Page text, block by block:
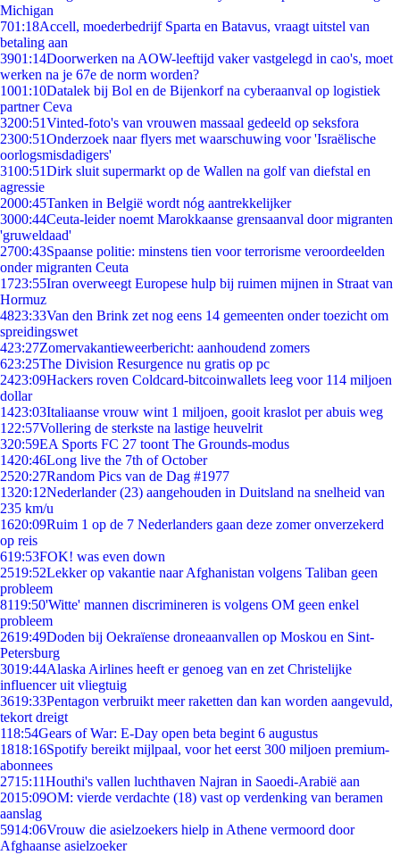
Michigan
701:18Accell, moederbedrijf Sparta en Batavus, vraagt uitstel van
betaling aan
3901:14Doorwerken na AOW-leeftijd vaker vastgelegd in cao's, moet
werken na je 67e de norm worden?
1001:10Datalek bij Bol en de Bijenkorf na cyberaanval op logistiek
partner Ceva
3200:51Vinted-foto's van vrouwen massaal gedeeld op seksfora
2300:51Onderzoek naar flyers met waarschuwing voor 'Israëlische
oorlogsmisdadigers'
3100:51Dirk sluit supermarkt op de Wallen na golf van diefstal en
agressie
2000:45Tanken in België wordt nóg aantrekkelijker
3000:44Ceuta-leider noemt Marokkaanse grensaanval door migranten
'gruweldaad'
2700:43Spaanse politie: minstens tien voor terrorisme veroordeelden
onder migranten Ceuta
1723:55Iran overweegt Europese hulp bij ruimen mijnen in Straat van
Hormuz
4823:33Van den Brink zet nog eens 14 gemeenten onder toezicht om
spreidingswet
423:27Zomervakantieweerbericht: aanhoudend zomers
623:25The Division Resurgence nu gratis op pc
2423:09Hackers roven Coldcard-bitcoinwallets leeg voor 114 miljoen
dollar
1423:03Italiaanse vrouw wint 1 miljoen, gooit kraslot per abuis weg
1 22:57Vollering de sterkste na lastige heuvelrit
320:59EA Sports FC 27 toont The Grounds-modus
1420:46Long live the 7th of October
2520:27Random Pics van de Dag #1977
1320:12Nederlander (23) aangehouden in Duitsland na snelheid van
235 km/u
1620:09Ruim 1 op de 7 Nederlanders gaan deze zomer onverzekerd
op reis
619:53FOK! was even down
2519:52Lekker op vakantie naar Afghanistan volgens Taliban geen
probleem
8119:50'Witte' mannen discrimineren is volgens OM geen enkel
probleem
2619:49Doden bij Oekraïense droneaanvallen op Moskou en Sint-
Petersburg
3019:44Alaska Airlines heeft er genoeg van en zet Christelijke
influencer uit vliegtuig
3619:33Pentagon verbruikt meer raketten dan kan worden aangevuld,
tekort dreigt
118:54Gears of War: E-Day open beta begint 6 augustus
1818:16Spotify bereikt mijlpaal, voor het eerst 300 miljoen premium-
abonnees
2715:11Houthi's vallen luchthaven Najran in Saoedi-Arabië aan
2015:09OM: vierde verdachte (18) vast op verdenking van beramen
aanslag
5914:06Vrouw die asielzoekers hielp in Athene vermoord door
Afghaanse asielzoeker